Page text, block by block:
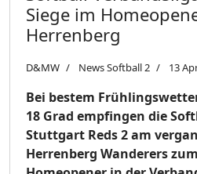
Siege im
Herrenberg
D&MW News Softball 2 13
Bei bestem
18 Grad empfingen die
Stuttgart Reds 2 am
Herrenberg Wanderers